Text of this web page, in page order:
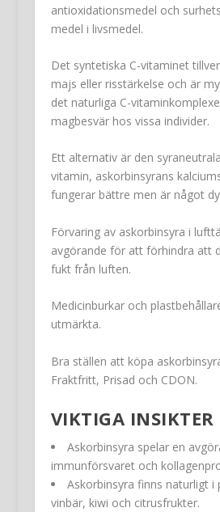
antioxidationsmedel och
medel i livsmedel.
Det syntetiska C-vitaminet
majs eller risstärkelse och är
det naturliga C-
magbesvär hos vissa individer.
Ett alternativ är den
vitamin, askorbinsyrans
fungerar bättre men är något
Förvaring av askorbinsyra i
avgörande för att förhindra att
fukt från luften.
Medicinburkar och
utmärkta.
Bra ställen att köpa
Fraktfritt, Prisad och CDON.
VIKTIGA INSIKTER
Askorbinsyra spelar en
immunförsvaret och
Askorbinsyra finns naturligt i
vinbär, kiwi och citrusfrukter.